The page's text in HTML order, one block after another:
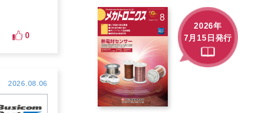
0
2026.08.06
2026年
7月15日発行